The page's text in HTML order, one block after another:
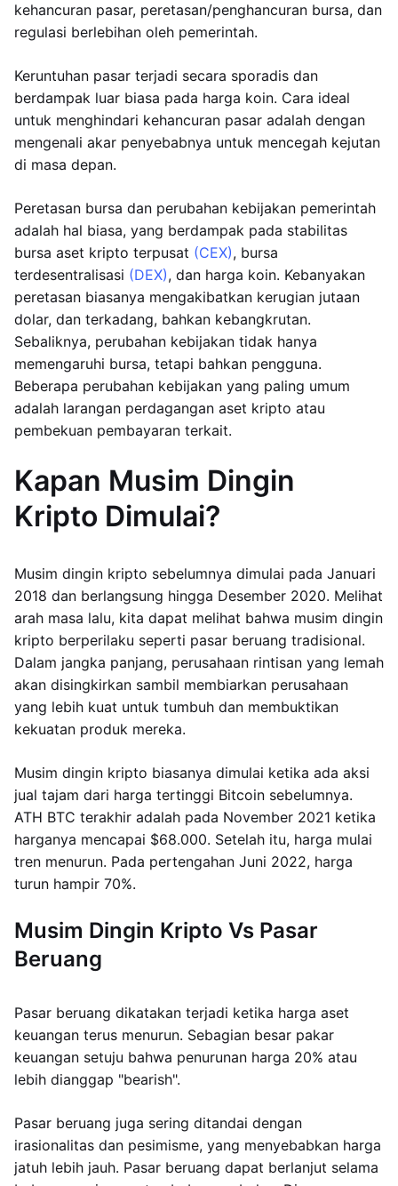
kehancuran pasar, peretasan/penghancuran bursa, dan
regulasi berlebihan oleh pemerintah.
Keruntuhan pasar terjadi secara sporadis dan
berdampak luar biasa pada harga koin. Cara ideal
untuk menghindari kehancuran pasar adalah dengan
mengenali akar penyebabnya untuk mencegah kejutan
di masa depan.
Peretasan bursa dan perubahan kebijakan pemerintah
adalah hal biasa, yang berdampak pada stabilitas
bursa aset kripto terpusat (CEX), bursa
terdesentralisasi (DEX), dan harga koin. Kebanyakan
peretasan biasanya mengakibatkan kerugian jutaan
dolar, dan terkadang, bahkan kebangkrutan.
Sebaliknya, perubahan kebijakan tidak hanya
memengaruhi bursa, tetapi bahkan pengguna.
Beberapa perubahan kebijakan yang paling umum
adalah larangan perdagangan aset kripto atau
pembekuan pembayaran terkait.
Kapan Musim Dingin
Kripto Dimulai?
Musim dingin kripto sebelumnya dimulai pada Januari
2018 dan berlangsung hingga Desember 2020. Melihat
arah masa lalu, kita dapat melihat bahwa musim dingin
kripto berperilaku seperti pasar beruang tradisional.
Dalam jangka panjang, perusahaan rintisan yang lemah
akan disingkirkan sambil membiarkan perusahaan
yang lebih kuat untuk tumbuh dan membuktikan
kekuatan produk mereka.
Musim dingin kripto biasanya dimulai ketika ada aksi
jual tajam dari harga tertinggi Bitcoin sebelumnya.
ATH BTC terakhir adalah pada November 2021 ketika
harganya mencapai $68.000. Setelah itu, harga mulai
tren menurun. Pada pertengahan Juni 2022, harga
turun hampir 70%.
Musim Dingin Kripto Vs Pasar
Beruang
Pasar beruang dikatakan terjadi ketika harga aset
keuangan terus menurun. Sebagian besar pakar
keuangan setuju bahwa penurunan harga 20% atau
lebih dianggap "bearish".
Pasar beruang juga sering ditandai dengan
irasionalitas dan pesimisme, yang menyebabkan harga
jatuh lebih jauh. Pasar beruang dapat berlanjut selama